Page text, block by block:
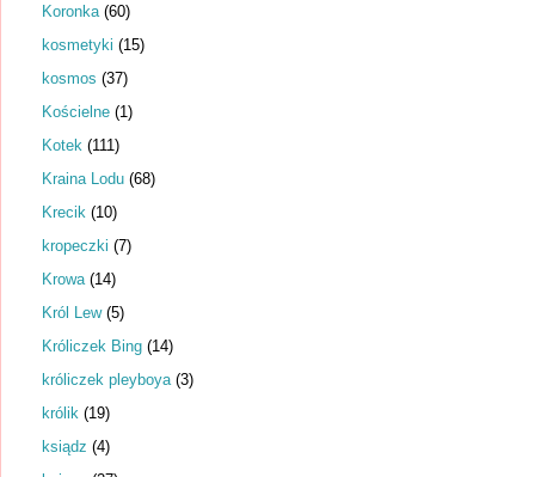
Koronka (60)
kosmetyki (15)
kosmos (37)
Kościelne (1)
Kotek (111)
Kraina Lodu (68)
Krecik (10)
kropeczki (7)
Krowa (14)
Król Lew (5)
Króliczek Bing (14)
króliczek pleyboya (3)
królik (19)
ksiądz (4)